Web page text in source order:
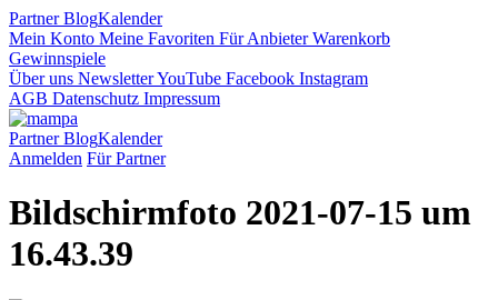
PartnerBlogKalender
Mein Konto Meine Favoriten Für AnbieterWarenkorb
Gewinnspiele
Über uns NewsletterYouTube Facebook Instagram
AGB Datenschutz Impressum
PartnerBlogKalender
Anmelden Für Partner
Bildschirmfoto 2021-07-15 um
16.43.39